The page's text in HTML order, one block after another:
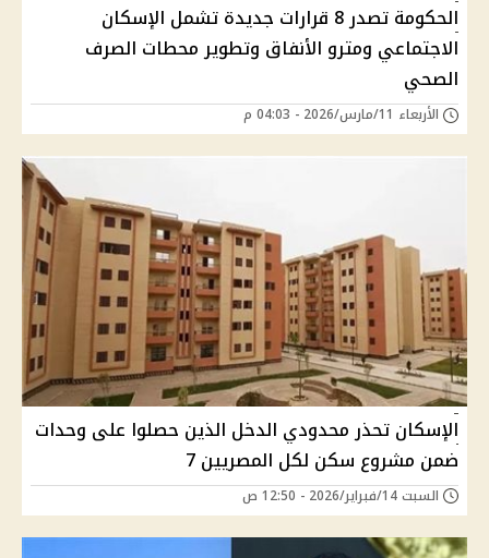
الحكومة تصدر 8 قرارات جديدة تشمل الإسكان
الاجتماعي ومترو الأنفاق وتطوير محطات الصرف
الصحي
الأربعاء 11/مارس/2026 - 04:03 م
الإسكان تحذر محدودي الدخل الذين حصلوا على وحدات
ضمن مشروع سكن لكل المصريين 7
السبت 14/فبراير/2026 - 12:50 ص